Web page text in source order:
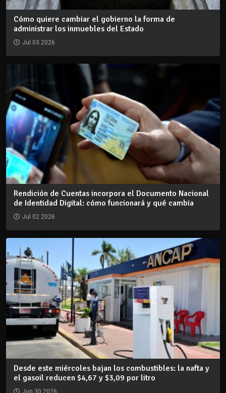
Cómo quiere cambiar el gobierno la forma de
administrar los inmuebles del Estado
Jul 03 2026
Rendición de Cuentas incorpora el Documento Nacional
de Identidad Digital: cómo funcionará y qué cambia
Jul 02 2026
Desde este miércoles bajan los combustibles: la nafta y
el gasoil reducen $4,67 y $3,09 por litro
Jun 30 2026